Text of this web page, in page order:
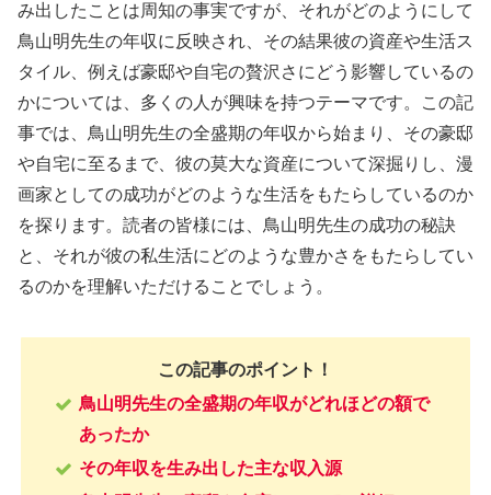
み出したことは周知の事実ですが、それがどのようにして
鳥山明先生の年収に反映され、その結果彼の資産や生活ス
タイル、例えば豪邸や自宅の贅沢さにどう影響しているの
かについては、多くの人が興味を持つテーマです。この記
事では、鳥山明先生の全盛期の年収から始まり、その豪邸
や自宅に至るまで、彼の莫大な資産について深掘りし、漫
画家としての成功がどのような生活をもたらしているのか
を探ります。読者の皆様には、鳥山明先生の成功の秘訣
と、それが彼の私生活にどのような豊かさをもたらしてい
るのかを理解いただけることでしょう。
この記事のポイント！
鳥山明先生の全盛期の年収がどれほどの額で
あったか
その年収を生み出した主な収入源